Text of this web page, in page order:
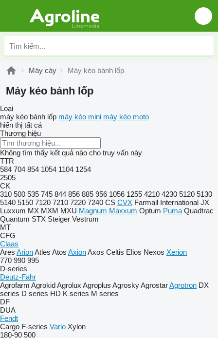
Máy cày Máy kéo bánh lốp
Máy kéo bánh lốp
Loại
máy kéo bánh lốp máy kéo mini máy kéo moto
hiển thị tất cả
Thương hiệu
Không tìm thấy kết quả nào cho truy vấn này
TTR
584 704 854 1054 1104 1254
2505
CK
310 500 535 745 844 856 885 956 1056 1255 4210 4230 5120 5130
5140 5150 7120 7210 7220 7240 CS CVX Farmall International JX
Luxxum MX MXM MXU Magnum Maxxum Optum Puma Quadtrac
Quantum STX Steiger Vestrum
MT
CFG
Claas
Ares ArionAtles Atos AxionAxos Celtis Elios Nexos Xerion
770 990 995
D-series
Deutz-Fahr
Agrofarm AgrokidAgrolux Agroplus AgroskyAgrostarAgrotron DX
series D series HD K series M series
DF
DUA
Fendt
Cargo F-series Vario Xylon
180-90 500